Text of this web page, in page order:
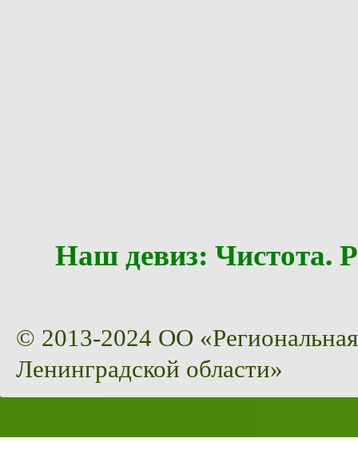
Наш девиз:
© 2013-2024 ОО
Ленинградской области»